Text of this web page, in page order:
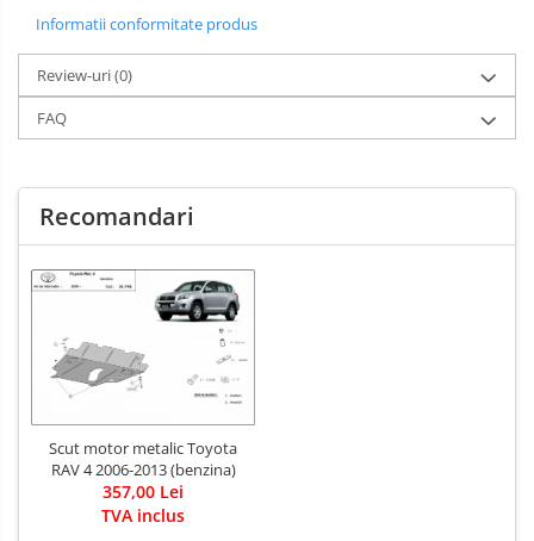
Informatii conformitate produs
Review-uri(0)
FAQ
Recomandari
Scut motor metalic Toyota
RAV 4 2006-2013 (benzina)
357,00 Lei
TVA inclus